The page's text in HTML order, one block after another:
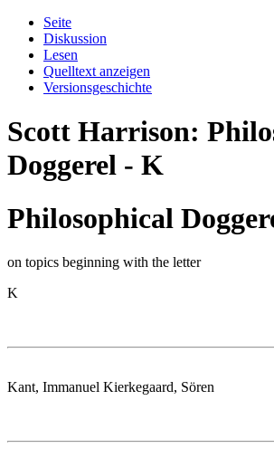
Seite
Diskussion
Lesen
Quelltext anzeigen
Versionsgeschichte
Scott Harrison:
Doggerel - K
Philosophical
on topics beginning with the letter
K
Kant, Immanuel Kierkegaard, Sören